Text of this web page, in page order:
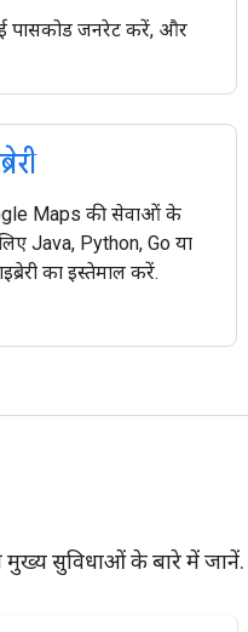
पासकोड जनरेट करें, और
Maps की सेवाओं के
Java, Python, Go या
का इस्तेमाल करें.
सुविधाओं के बारे में जानें.